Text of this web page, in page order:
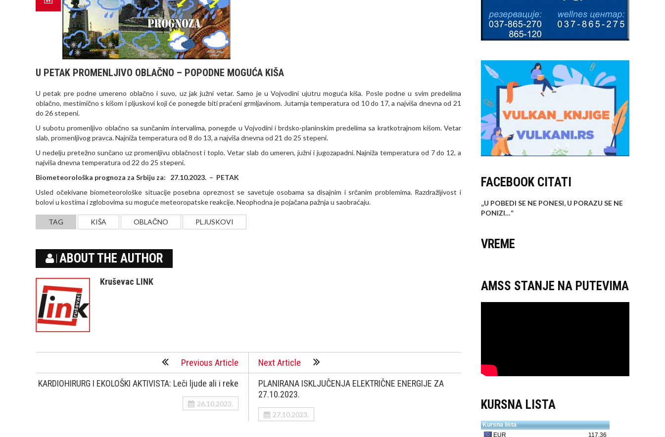
U PETAK PROMENLJIVO OBLAČNO – POPODNE MOGUĆA KIŠA
U petak pre podne umereno oblačno i suvo, uz jak južni vetar. Samo je u Vojvodini ujutru moguća kiša. Posle podne u svim predelima
oblačno, mestimično s kišom i pljuskovi koji će ponegde biti praćeni grmljavinom. Jutarnja temperatura od 10 do 17, a najviša dnevna od 21
do 26 stepeni.
U subotu promenljivo oblačno sa sunčanim intervalima, ponegde u Vojvodini i brdsko-planinskim predelima sa kratkotrajnom kišom. Vetar
slab, promenljivog pravca. Najniža temperatura od 8 do 13, a najviša dnevna od 21 do 25 stepeni.
U nedelju pretežno sunčano uz promenljivu oblačnost i toplo. Vetar slab do umeren, južni i jugozapadni. Najniža temperatura od 7 do 12, a
najviša dnevna temperatura od 22 do 25 stepeni.
Biometeorološka prognoza za Srbiju za: 27.10.2023. – PETAK
Usled očekivane biometeorološke situacije posebna opreznost se savetuje osobama sa disajnim i srčanim problemima. Razdražlјivost i
bolovi u kostima i zglobovima su moguće meteoropatske reakcije. Neophodna je pojačana pažnja u saobraćaju.
TAG KIŠA OBLAČNO PLJUSKOVI
ABOUT THE AUTHOR
Kruševac LINK
Previous Article
KARDIOHIRURG I EKOLOŠKI AKTIVISTA: Leči ljude ali i reke
26.10.2023.
Next Article
PLANIRANA ISKLJUČENJA ELEKTRIČNE ENERGIJE ZA
27.10.2023.
27.10.2023.
FACEBOOK CITATI
„U POBEDI SE NE PONESI, U PORAZU SE NE
PONIZI…“
VREME
AMSS STANJE NA PUTEVIMA
KURSNA LISTA